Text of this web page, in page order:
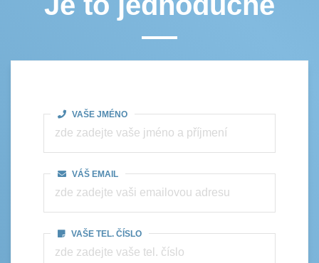
VAŠE JMÉNO
VÁŠ EMAIL
VAŠE TEL. ČÍSLO